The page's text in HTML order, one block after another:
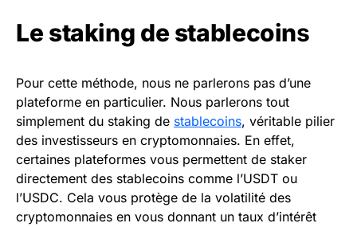
Le staking de stablecoins
Pour cette méthode, nous ne parlerons pas d’une
plateforme en particulier. Nous parlerons tout
simplement du staking de stablecoins, véritable pilier
des investisseurs en cryptomonnaies. En effet,
certaines plateformes vous permettent de staker
directement des stablecoins comme l’USDT ou
l’USDC. Cela vous protège de la volatilité des
cryptomonnaies en vous donnant un taux d’intérêt